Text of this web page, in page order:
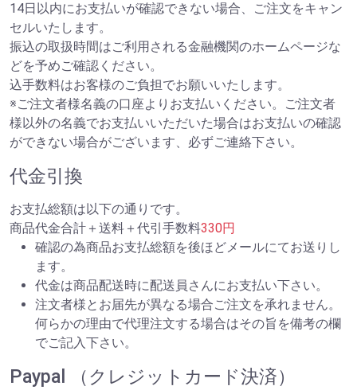
14日以内にお支払いが確認できない場合、ご注文をキャン
セルいたします。
振込の取扱時間はご利用される金融機関のホームページな
どを予めご確認ください。
込手数料はお客様のご負担でお願いいたします。
※ご注文者様名義の口座よりお支払いください。ご注文者
様以外の名義でお支払いいただいた場合はお支払いの確認
ができない場合がございます、必ずご連絡下さい。
代金引換
お支払総額は以下の通りです。
商品代金合計＋送料＋代引手数料330円
確認の為商品お支払総額を後ほどメールにてお送りし
ます。
代金は商品配送時に配送員さんにお支払い下さい。
注文者様とお届先が異なる場合ご注文を承れません。
何らかの理由で代理注文する場合はその旨を備考の欄
でご記入下さい。
Paypal （クレジットカード決済）